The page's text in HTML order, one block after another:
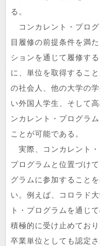
る。
コンカレント・プロ
目履修の前提条件を満
ションを通じて履修す
に、単位を取得するこ
の社会人、他の大学の
い外国人学生、そして
ンカレント・プログラ
ことが可能である。
実際、コンカレント
プログラムと位置づけ
グラムに参加すること
い。例えば、コロラド
ト・プログラムを通じ
積極的に受け止めてお
卒業単位としても認定